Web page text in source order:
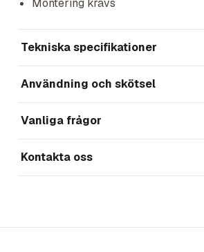
Montering krävs
Tekniska specifikationer
Användning och skötsel
Vanliga frågor
Kontakta oss